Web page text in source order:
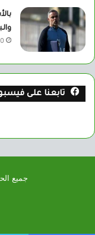
30
تابعنا على
جميع